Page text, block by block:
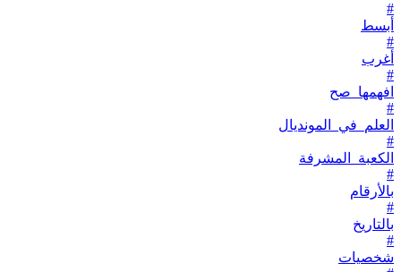
#
أبسط
#
أغرب
#
افهمها_صح
#
العلم_في_المونديال
#
الكعبة_المشرفة
#
بالأرقام
#
بالتاريخ
#
شخصيات